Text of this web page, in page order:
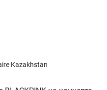
Kazakhstan